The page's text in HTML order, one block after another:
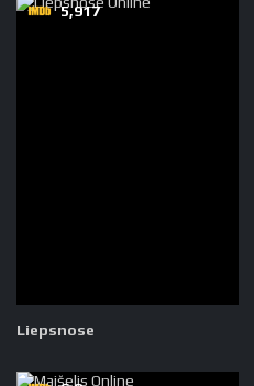
Liepsnose
5,917